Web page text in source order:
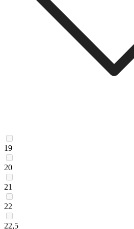
19
20
21
22
22,5